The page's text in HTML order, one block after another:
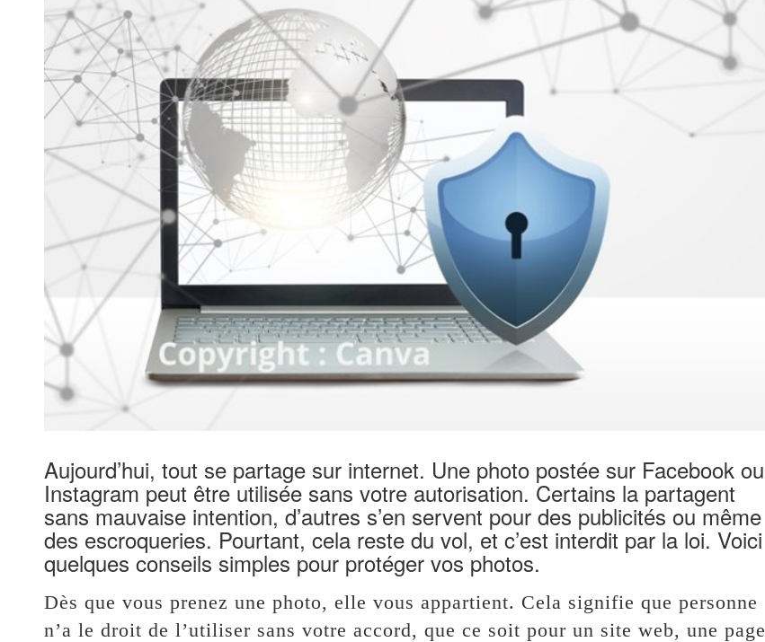
Aujourd’hui, tout se partage sur internet. Une photo postée sur Facebook ou
Instagram peut être utilisée sans votre autorisation. Certains la partagent
sans mauvaise intention, d’autres s’en servent pour des publicités ou même
des escroqueries. Pourtant, cela reste du vol, et c’est interdit par la loi. Voici
quelques conseils simples pour protéger vos photos.
Dès que vous prenez une photo, elle vous appartient. Cela signifie que personne
n’a le droit de l’utiliser sans votre accord, que ce soit pour un site web, une page